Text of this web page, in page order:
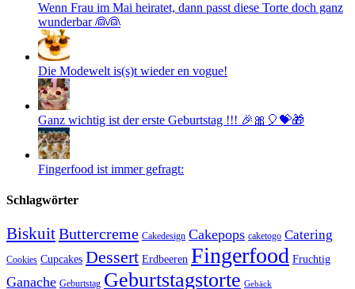
Wenn Frau im Mai heiratet, dann passt diese Torte doch ganz
wunderbar 👰👰
Die Modewelt is(s)t wieder en vogue!
Ganz wichtig ist der erste Geburtstag !!! 🎉🎀🎈💝🎁
Fingerfood ist immer gefragt:
Schlagwörter
BiskuitButtercreme Cakedesign Cakepops caketogo Catering
Cookies Cupcakes Dessert Erdbeeren Fingerfood Fruchtig
Ganache Geburtstag Geburtstagstorte Gebäck